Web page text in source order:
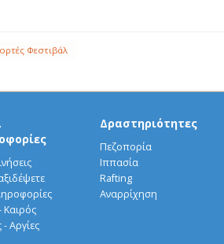
Φεστιβάλ
Καιρός
Αργίες
Δραστηριότητες
Πεζοπορία
Ιππασία
Rafting
Αναρρίχηση